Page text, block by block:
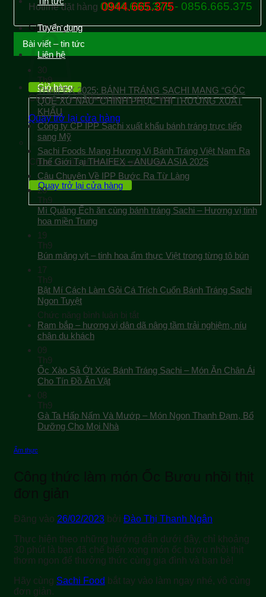
Hotline đặt hàng 0944.665.376 - 0856.665.375
Giỏ hàng
Chưa có sản phẩm trong giỏ hàng.
Quay trở lại cửa hàng
Tuyển dụng
Liên hệ
Giỏ hàng
Chưa có sản phẩm trong giỏ hàng.
Quay trở lại cửa hàng
0944.665.375
Bài viết – tin tức
30
Th9
THAIFEX 2025: BÁNH TRÁNG SACHI MANG “GÓC
QUÊ XỨ NẪU” CHINH PHỤC THỊ TRƯỜNG XUẤT
KHẨU
Công ty CP IPP Sachi xuất khẩu bánh tráng trực tiếp
sang Mỹ
Sachi Foods Mang Hương Vị Bánh Tráng Việt Nam Ra
Thế Giới Tại THAIFEX – ANUGA ASIA 2025
Câu Chuyện Về IPP Bước Ra Từ Làng
20
Th9
Mì Quảng Ếch ăn cùng bánh tráng Sachi – Hương vị tinh
hoa miền Trung
19
Th9
Bún măng vịt – tinh hoa ẩm thực Việt trong từng tô bún
17
Th9
Bật Mí Cách Làm Gỏi Cá Trích Cuốn Bánh Tráng Sachi
Ngon Tuyệt
Chức năng bình luận bị tắtở
Bật
Gỏi
Cá
Tráng
Ram bắp – hương vị dân dã nâng tầm trải nghiệm, níu
chân du khách
09
Th9
Ốc Xào Sả Ớt Xúc Bánh Tráng Sachi – Món Ăn Chân Ái
Cho Tín Đồ Ăn Vặt
08
Th9
Gà Ta Hấp Nấm Và Mướp – Món Ngon Thanh Đạm, Bổ
Dưỡng Cho Mọi Nhà
Ẩm thực
Công thức làm món Ốc Bươu nhồi thịt
đơn giản
Đăng vào 26/02/2023 bởi Đào Thị Thanh Ngân
Thực hiện theo những hướng dẫn dưới đây, chỉ khoảng
30 phút là bạn đã chế biến xong món ốc bươu nhồi thịt
thơm ngon để thưởng thức cùng gia đình và bạn bè!
Hãy cùng Sachi Food bắt tay vào làm ngay nhé, vô cùng
đơn giản.